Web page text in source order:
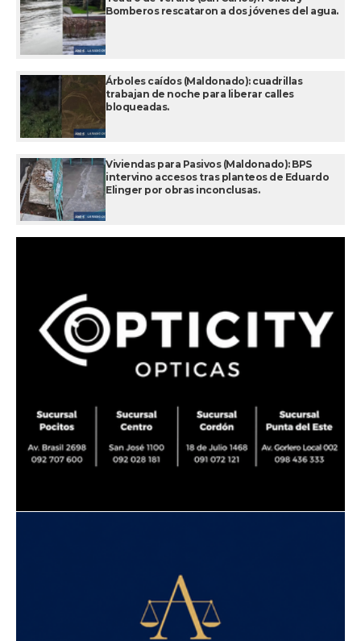
Bomberos rescataron a dos jóvenes del agua.
Árboles caídos (Maldonado): cuadrillas
trabajan de noche para liberar calles
bloqueadas.
Viviendas para Pasivos (Maldonado): BPS
intervino accesos tras planteos de Eduardo
Elinger por obras inconclusas.